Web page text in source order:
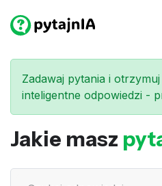
Zadawaj pytania i
inteligentne odpowiedzi -
Jakie masz